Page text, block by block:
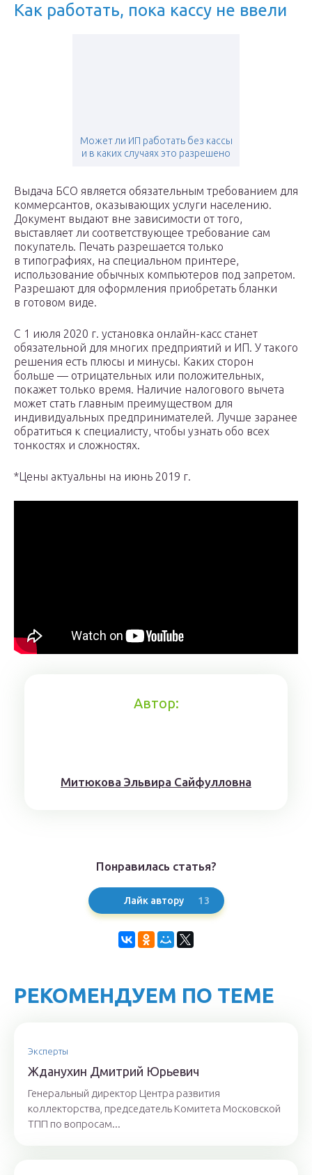
Как работать, пока кассу не ввели
Может ли ИП работать без кассы
и в каких случаях это разрешено
Выдача БСО является обязательным требованием для
коммерсантов, оказывающих услуги населению.
Документ выдают вне зависимости от того,
выставляет ли соответствующее требование сам
покупатель. Печать разрешается только
в типографиях, на специальном принтере,
использование обычных компьютеров под запретом.
Разрешают для оформления приобретать бланки
в готовом виде.
С 1 июля 2020 г. установка онлайн-касс станет
обязательной для многих предприятий и ИП. У такого
решения есть плюсы и минусы. Каких сторон
больше — отрицательных или положительных,
покажет только время. Наличие налогового вычета
может стать главным преимуществом для
индивидуальных предпринимателей. Лучше заранее
обратиться к специалисту, чтобы узнать обо всех
тонкостях и сложностях.
*Цены актуальны на июнь 2019 г.
Автор:
Митюкoвa Эльвиpa Caйфуллoвнa
Понравилась статья?
Лайк автору 13
РЕКОМЕНДУЕМ ПО ТЕМЕ
Эксперты
Ждaнyхин Дмитpий Юрьeвич
Генеральный директор Центра развития
коллекторства, председатель Комитета Московской
ТПП по вопросам...